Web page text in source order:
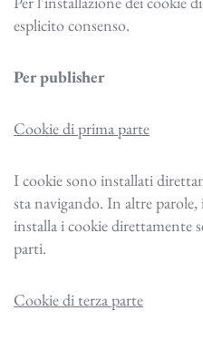
esplicito consenso.
Per publisher
Cookie di prima parte
I cookie sono installati
sta navigando. In altre
installa i cookie direttamente
parti.
Cookie di terza parte